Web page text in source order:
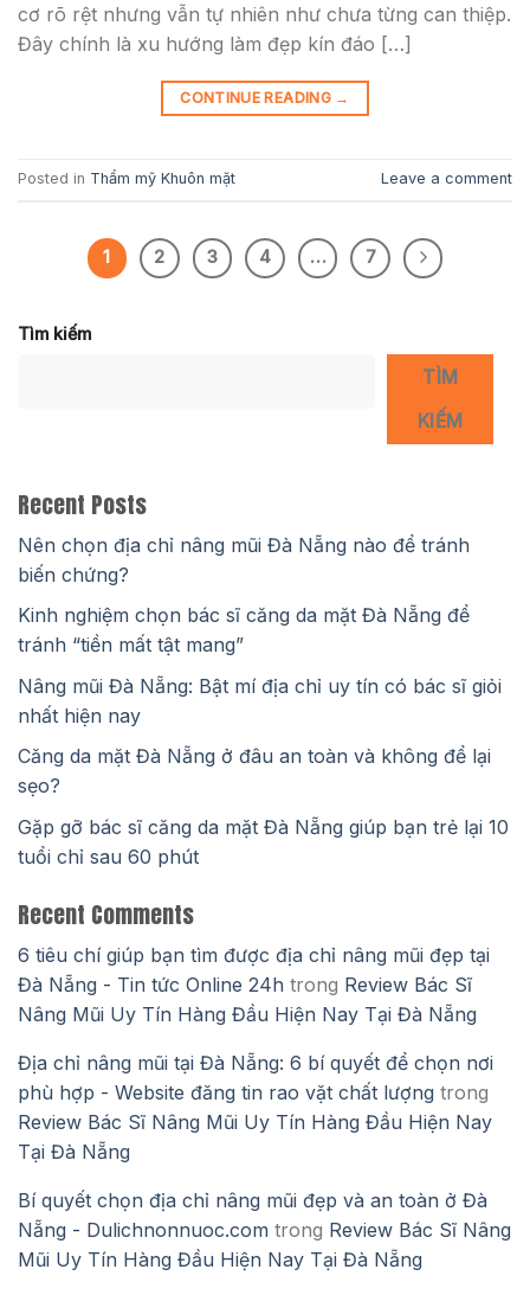
cơ rõ rệt nhưng vẫn tự nhiên như chưa từng can thiệp.
Đây chính là xu hướng làm đẹp kín đáo […]
CONTINUE READING →
Posted in Thẩm mỹ Khuôn mặt Leave a comment
1 2 3 4 … 7
Tìm kiếm
TÌM
KIẾM
Recent Posts
Nên chọn địa chỉ nâng mũi Đà Nẵng nào để tránh
biến chứng?
Kinh nghiệm chọn bác sĩ căng da mặt Đà Nẵng để
tránh “tiền mất tật mang”
Nâng mũi Đà Nẵng: Bật mí địa chỉ uy tín có bác sĩ giỏi
nhất hiện nay
Căng da mặt Đà Nẵng ở đâu an toàn và không để lại
sẹo?
Gặp gỡ bác sĩ căng da mặt Đà Nẵng giúp bạn trẻ lại 10
tuổi chỉ sau 60 phút
Recent Comments
6 tiêu chí giúp bạn tìm được địa chỉ nâng mũi đẹp tại
Đà Nẵng - Tin tức Online 24h trong Review Bác Sĩ
Nâng Mũi Uy Tín Hàng Đầu Hiện Nay Tại Đà Nẵng
Địa chỉ nâng mũi tại Đà Nẵng: 6 bí quyết để chọn nơi
phù hợp - Website đăng tin rao vặt chất lượng trong
Review Bác Sĩ Nâng Mũi Uy Tín Hàng Đầu Hiện Nay
Tại Đà Nẵng
Bí quyết chọn địa chỉ nâng mũi đẹp và an toàn ở Đà
Nẵng - Dulichnonnuoc.com trong Review Bác Sĩ Nâng
Mũi Uy Tín Hàng Đầu Hiện Nay Tại Đà Nẵng